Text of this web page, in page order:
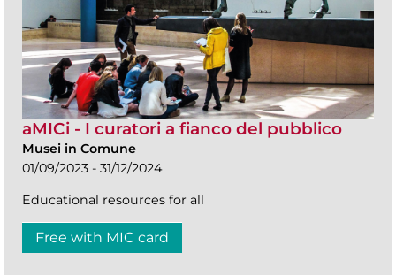
aMICi - I curatori a fianco del pubblico
Musei in Comune
01/09/2023 - 31/12/2024
Educational resources for all
Free with MIC card